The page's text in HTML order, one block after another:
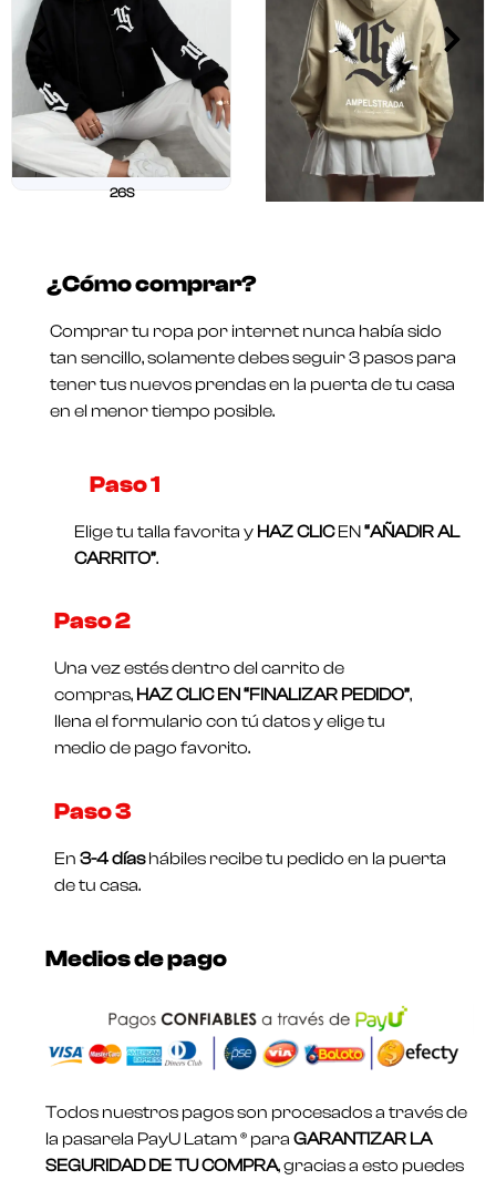
26S
en
0
de
5
¿Cómo comprar?
Comprar tu ropa por internet nunca había sido
tan sencillo, solamente debes seguir 3 pasos para
tener tus nuevos prendas en la puerta de tu casa
en el menor tiempo posible.
Paso 1​
Elige tu talla favorita y HAZ CLICEN“AÑADIR AL
CARRITO”.
Paso 2
Una vez estés dentro del carrito de
compras, HAZ CLIC EN “FINALIZAR PEDIDO”,
llena el formulario con tú datos y elige tu
medio de pago favorito.
Paso 3
En3-4 díashábiles recibe tu pedido en la puerta
de tu casa.
Medios de pago
Todos nuestros pagos son procesados a través de
la pasarela PayU Latam ® para GARANTIZAR LA
SEGURIDAD DE TU COMPRA, gracias a esto puedes